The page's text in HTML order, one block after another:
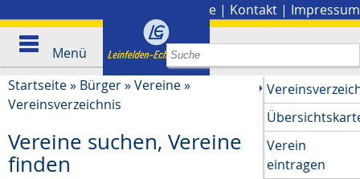
Presse | Kontakt | Impressum
Menü
Startseite» Bürger»Vereine»
Vereinsverzeichnis
Vereine suchen, Vereine
finden
Verein
eintragen